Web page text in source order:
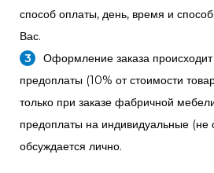
способ оплаты, день, время и
Вас.
Оформление заказа
предоплаты (10% от стоимости
только при заказе фабричной
предоплаты на индивидуальные (не
обсуждается лично.